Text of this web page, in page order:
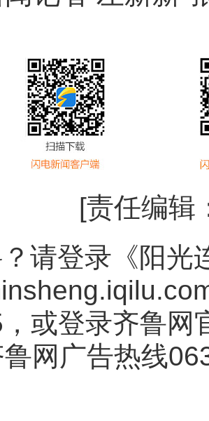
[责任编辑
请登录《阳光
或登录齐鲁网
网广告热线